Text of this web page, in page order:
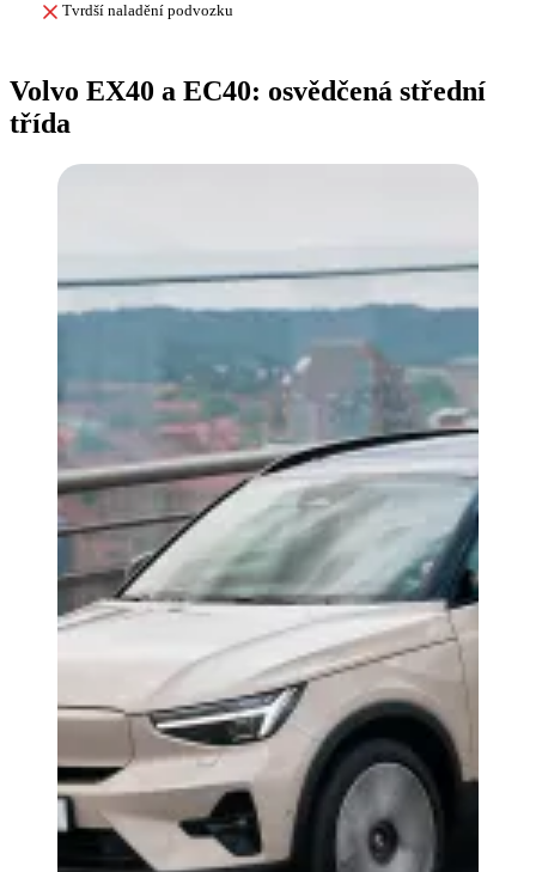
Tvrdší naladění podvozku
Volvo EX40 a EC40: osvědčená střední
třída